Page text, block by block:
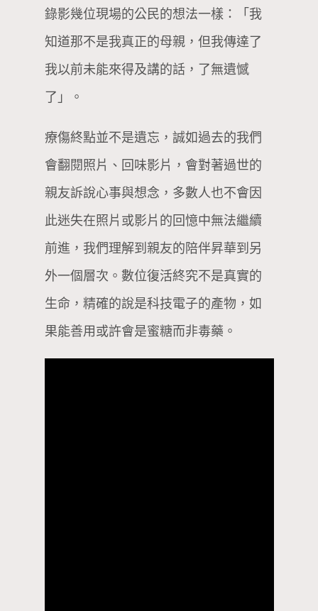
錄影幾位現場的公民的想法一樣：「我
知道那不是我真正的母親，但我傳達了
我以前未能來得及講的話，了無遺憾
了」。
療傷終點並不是遺忘，誠如過去的我們
會翻閱照片、回味影片，會對著過世的
親友訴說心事與想念，多數人也不會因
此迷失在照片或影片的回憶中無法繼續
前進，我們理解到親友的陪伴昇華到另
外一個層次。數位復活終究不是真實的
生命，精確的說是科技電子的產物，如
果能善用或許會是蜜糖而非毒藥。